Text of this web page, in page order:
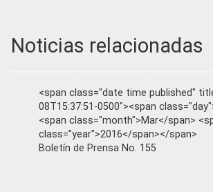
Noticias relacionadas
<span class="date time published"
08T15:37:51-0500"><span
<span class="month">Mar</span>
class="year">2016</span></span>
Boletín de Prensa No. 155